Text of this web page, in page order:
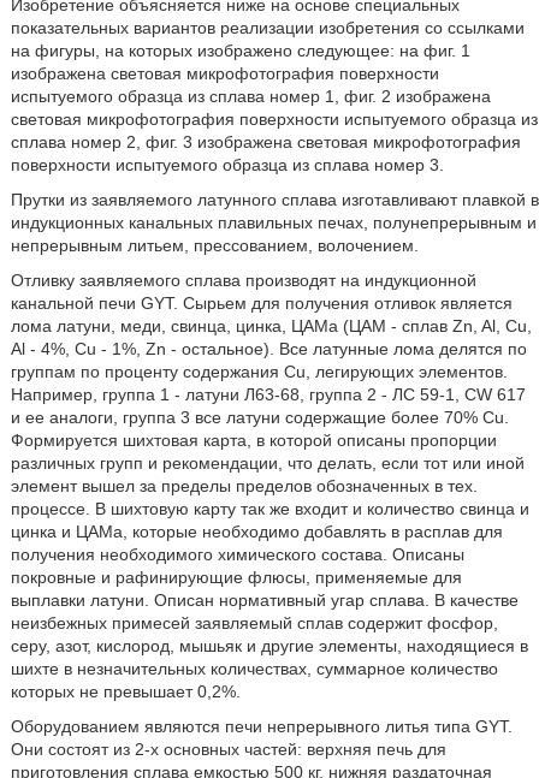
Изобретение объясняется ниже на основе специальных
показательных вариантов реализации изобретения со ссылками
на фигуры, на которых изображено следующее: на фиг. 1
изображена световая микрофотография поверхности
испытуемого образца из сплава номер 1, фиг. 2 изображена
световая микрофотография поверхности испытуемого образца из
сплава номер 2, фиг. 3 изображена световая микрофотография
поверхности испытуемого образца из сплава номер 3.
Прутки из заявляемого латунного сплава изготавливают плавкой в
индукционных канальных плавильных печах, полунепрерывным и
непрерывным литьем, прессованием, волочением.
Отливку заявляемого сплава производят на индукционной
канальной печи GYT. Сырьем для получения отливок является
лома латуни, меди, свинца, цинка, ЦАМа (ЦАМ - сплав Zn, Al, Cu,
Al - 4%, Cu - 1%, Zn - остальное). Все латунные лома делятся по
группам по проценту содержания Cu, легирующих элементов.
Например, группа 1 - латуни Л63-68, группа 2 - ЛС 59-1, CW 617
и ее аналоги, группа 3 все латуни содержащие более 70% Cu.
Формируется шихтовая карта, в которой описаны пропорции
различных групп и рекомендации, что делать, если тот или иной
элемент вышел за пределы пределов обозначенных в тех.
процессе. В шихтовую карту так же входит и количество свинца и
цинка и ЦАМа, которые необходимо добавлять в расплав для
получения необходимого химического состава. Описаны
покровные и рафинирующие флюсы, применяемые для
выплавки латуни. Описан нормативный угар сплава. В качестве
неизбежных примесей заявляемый сплав содержит фосфор,
серу, азот, кислород, мышьяк и другие элементы, находящиеся в
шихте в незначительных количествах, суммарное количество
которых не превышает 0,2%.
Оборудованием являются печи непрерывного литья типа GYT.
Они состоят из 2-х основных частей: верхняя печь для
приготовления сплава емкостью 500 кг, нижняя раздаточная